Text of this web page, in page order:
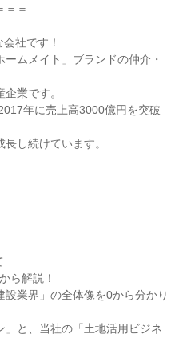
＝＝
社です！
ムメイト」ブランドの仲介・
業です。
年に売上高3000億円を突破
し続けています。
ら解説！
設業界」の全体像を0から分かり
」と、当社の「土地活用ビジネ